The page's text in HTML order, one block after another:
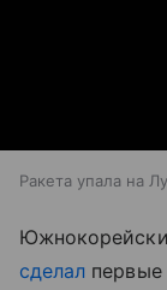
Ракета упала на
сделал первые